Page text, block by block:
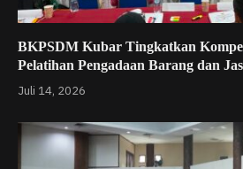
BKPSDM Kubar Tingkatkan
Pelatihan Pengadaan Barang dan
Juli 14, 2026